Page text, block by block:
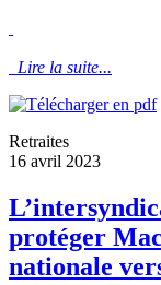
Lire la suite...
Retraites
16 avril 2023
protéger
nationale